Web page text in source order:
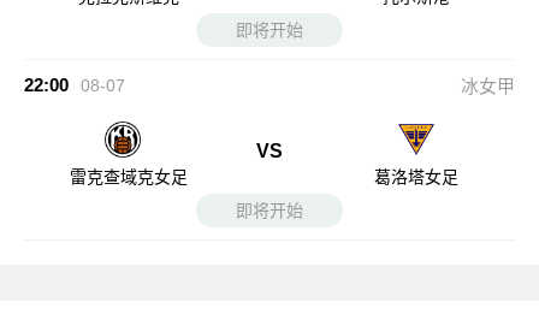
即将开始
22:00 08-07 冰女甲
雷克查域克女足
VS
葛洛塔女足
即将开始